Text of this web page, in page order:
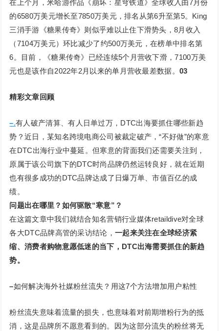
在上个月，米哈游作品《崩坏：星穹铁道》全球收入由7月份
的6580万美元增长至7850万美元，排名从第6升至第5。King
三消手游《糖果传奇》则似乎难以止住下滑势头，8月收入
（7104万美元）环比减少了约500万美元，在榜单中排名第
6。目前，《糖果传奇》已经连续5个月营收下滑，7100万美
元也是该作自2022年2月以来的单月营收最差数据。 03
精彩文章回顾
–.有人破产清算、有人日单过万，DTC出海要抓住哪些新趋
势？近日，某知名跨境电商公司被裁定破产，“不好做”的寒意
在DTC出海行业中蔓延。但寒意的背面我们还需要关注到，
原属于该公司旗下的DTC时尚品牌仍然运转良好，就在近期
也有很多成功的DTC品牌达成了日爆万单、市值百亿的成
绩。
问题出在哪里？如何驱散“寒意”？
在这篇文章中我们就结合知名营销行业媒体retaildive对全球
各大DTC品牌高管的采访结论， 一起来关注在全球经济紧
缩、消费者购物意愿低迷的当下，DTC出海需要抓住的新趋
势。
–如何解决海外社媒粉丝流失？用这7个方法增加用户粘性
粉丝流失意味着流量的损失，也意味着对前期增粉行为的抵
消，这是品牌所不愿意看到的。因为这部分流失的粉丝将无